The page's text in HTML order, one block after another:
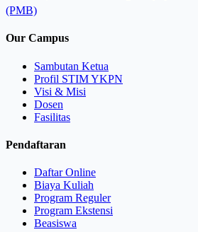
(PMB)
Our Campus
Sambutan Ketua
Profil STIM YKPN
Visi & Misi
Dosen
Fasilitas
Pendaftaran
Daftar Online
Biaya Kuliah
Program Reguler
Program Ekstensi
Beasiswa